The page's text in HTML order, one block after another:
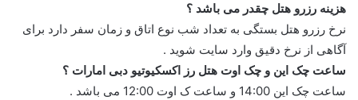
هزینه رزرو هتل چقدر می باشد ؟
نرخ رزرو هتل بستگی به تعداد شب نوع اتاق و زمان سفر دارد برای
آگاهی از نرخ دقیق وارد سایت شوید .
ساعت چک این و چک اوت هتل رز اکسکیوتیو دبی امارات ؟
ساعت چک این 14:00 و ساعت ک اوت 12:00 می باشد .